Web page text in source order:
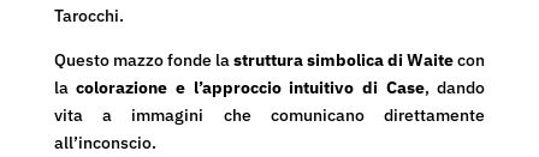
Tarocchi.
Questo mazzo fonde lastruttura simbolica di Waitecon
lacolorazione e l’approccio intuitivo di Case, dando
vita a immagini che comunicano direttamente
all’inconscio.